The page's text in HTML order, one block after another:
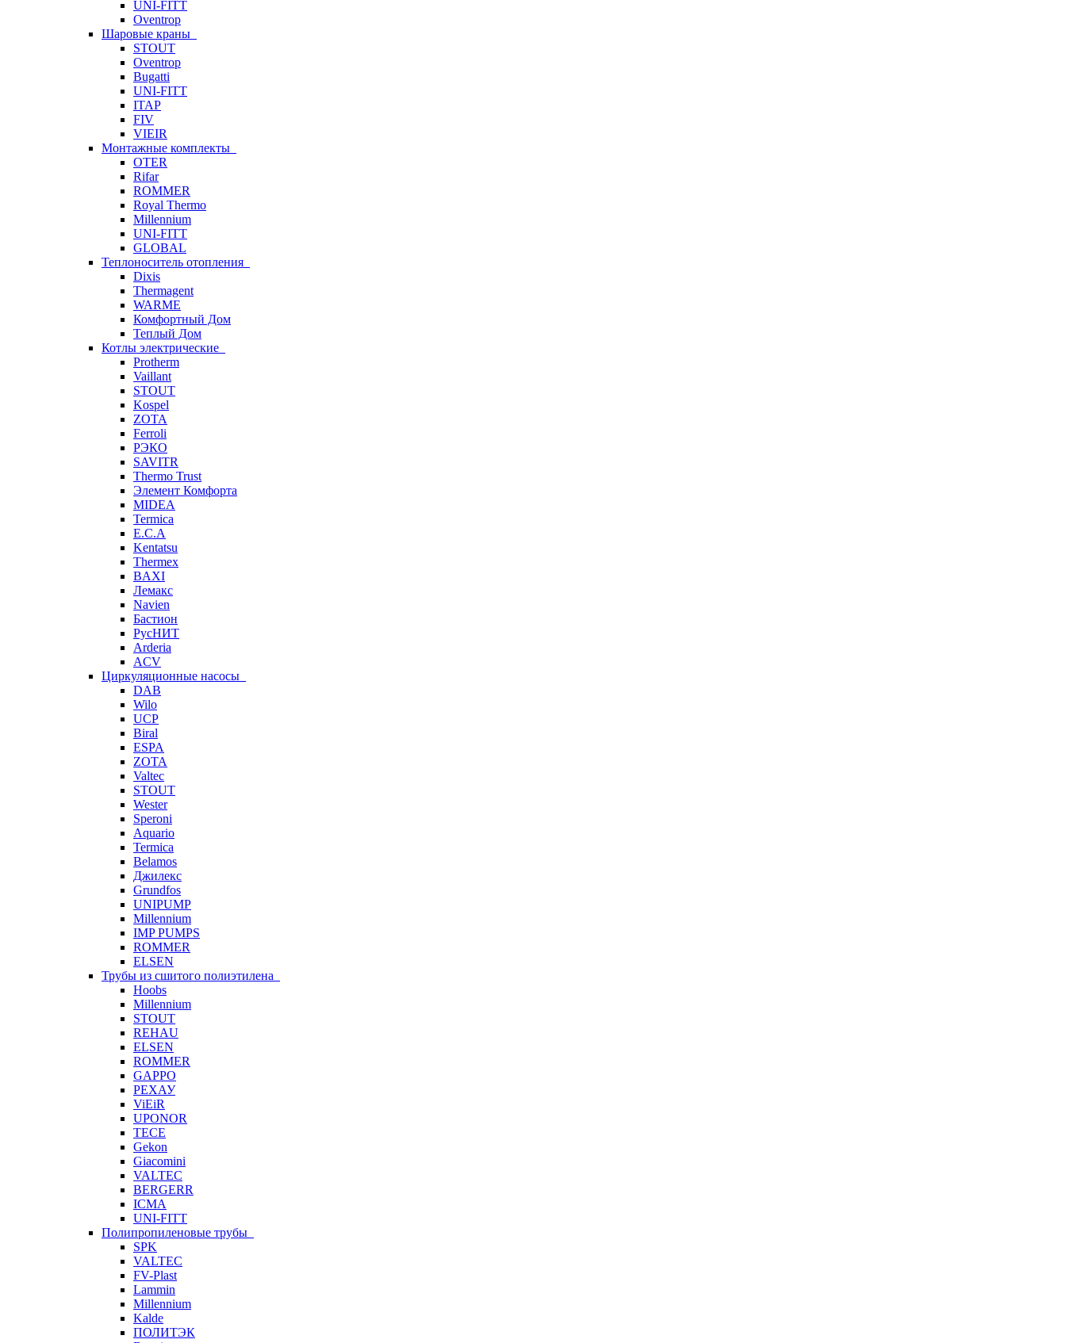
UNI-FITT
Oventrop
Шаровые краны
STOUT
Oventrop
Bugatti
UNI-FITT
ITAP
FIV
VIEIR
Монтажные комплекты
OTER
Rifar
ROMMER
Royal Thermo
Millennium
UNI-FITT
GLOBAL
Теплоноситель отопления
Dixis
Thermagent
WARME
Комфортный Дом
Теплый Дом
Котлы электрические
Protherm
Vaillant
STOUT
Kospel
ZOTA
Ferroli
РЭКО
SAVITR
Thermo Trust
Элемент Комфорта
MIDEA
Termica
E.C.A
Kentatsu
Thermex
BAXI
Лемакс
Navien
Бастион
РусНИТ
Arderia
ACV
Циркуляционные насосы
DAB
Wilo
UCP
Biral
ESPA
ZOTA
Valtec
STOUT
Wester
Speroni
Aquario
Termica
Belamos
Джилекс
Grundfos
UNIPUMP
Millennium
IMP PUMPS
ROMMER
ELSEN
Трубы из сшитого полиэтилена
Hoobs
Millennium
STOUT
REHAU
ELSEN
ROMMER
GAPPO
РЕХАУ
ViEiR
UPONOR
TECE
Gekon
Giacomini
VALTEC
BERGERR
ICMA
UNI-FITT
Полипропиленовые трубы
SPK
VALTEC
FV-Plast
Lammin
Millennium
Kalde
ПОЛИТЭК